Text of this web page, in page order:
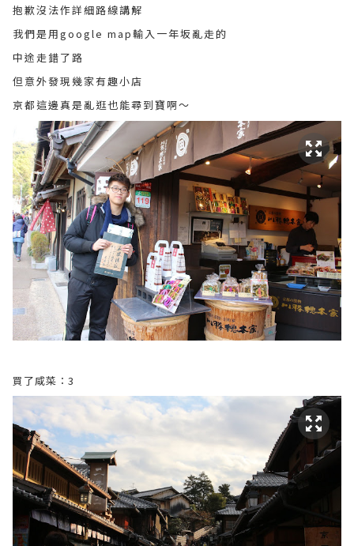
抱歉沒法作詳細路線講解
我們是用google map輸入一年坂亂走的
中途走錯了路
但意外發現幾家有趣小店
京都這邊真是亂逛也能尋到寶啊～
買了咸菜：3